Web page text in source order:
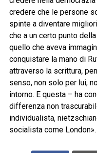
credere che le persone
spinte a diventare
che a un certo punto
quello che aveva
conquistare la mano di
attraverso la scrittura,
senso, non solo per lui,
intorno. E questa – ha
differenza non
individualista,
socialista come London».